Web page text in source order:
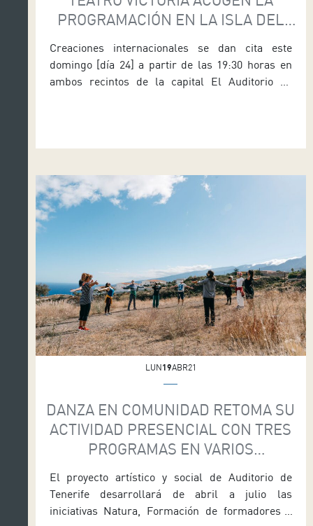
PROGRAMACIÓN EN LA ISLA DEL
Creaciones internacionales se dan cita este
domingo [día 24] a partir de las 19:30 horas en
ambos recintos de la capital El Auditorio de
domingo [día 24], a partir de las 19:30 horas, […]
LUN19ABR21
DANZA EN COMUNIDAD RETOMA SU
ACTIVIDAD PRESENCIAL CON TRES
PROGRAMAS EN VARIOS
MUNICIPIOS DE LA ISLA
El proyecto artístico y social de Auditorio de
Tenerife desarrollará de abril a julio las
iniciativas Natura, Formación de formadores y